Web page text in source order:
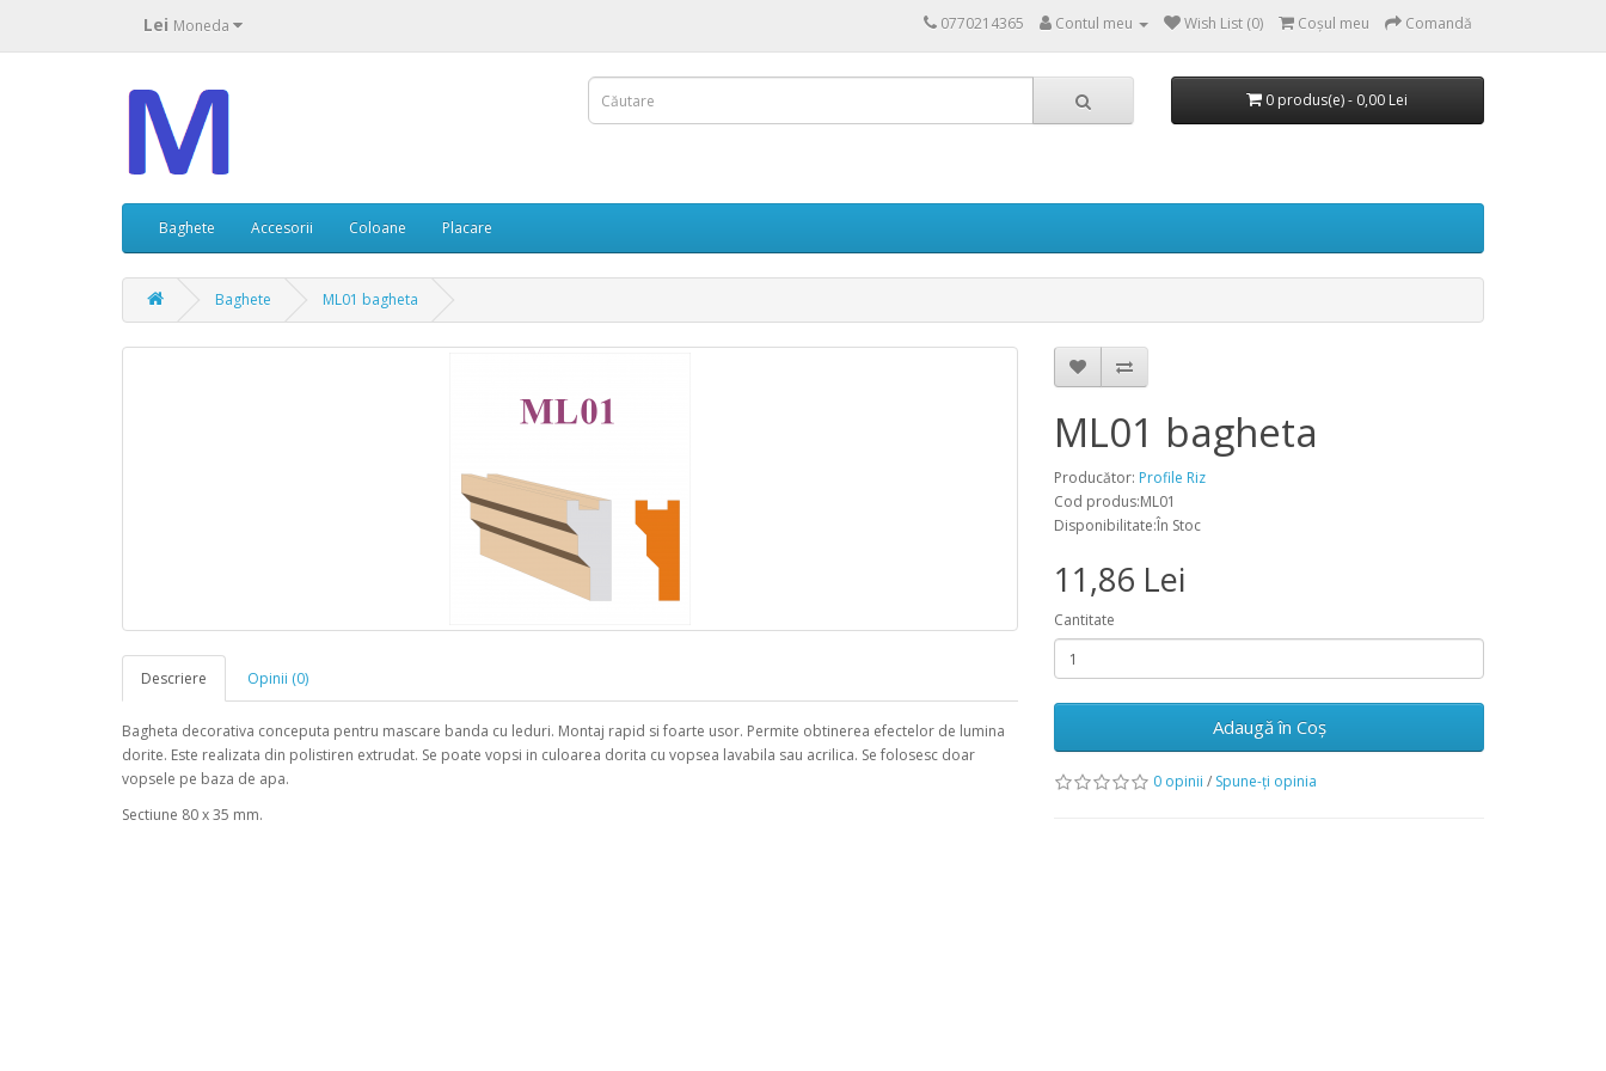
Lei Moneda 0770214365 Contul meu Wish List (0) Coşul meu Comandă
0 produs(e) - 0,00 Lei
Baghete Accesorii Coloane Placare
Baghete ML01 bagheta
Descriere Opinii (0)
Bagheta decorativa conceputa pentru mascare banda cu leduri. Montaj rapid si foarte usor. Permite obtinerea efectelor de lumina
dorite. Este realizata din polistiren extrudat. Se poate vopsi in culoarea dorita cu vopsea lavabila sau acrilica. Se folosesc doar
vopsele pe baza de apa.
Sectiune 80 x 35 mm.
ML01 bagheta
Producător: Profile Riz
Cod produs:ML01
Disponibilitate:În Stoc
11,86 Lei
Cantitate
Adaugă în Coş
0 opinii / Spune-ţi opinia